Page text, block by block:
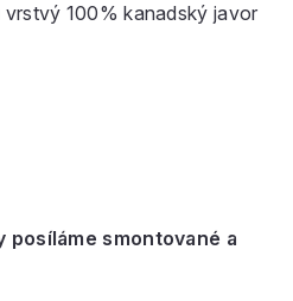
vrstvý 100% kanadský javor
posíláme smontované a